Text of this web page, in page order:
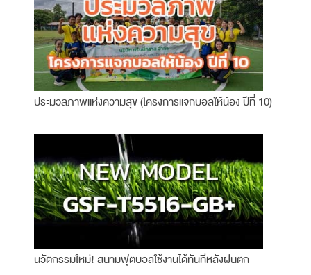
ประมวลภาพแห่งความสุข (โครงการแจกบอลให้น้อง ปีที่ 10)
นวัตกรรมใหม่! สนามฟุตบอลใช้งานได้ทันทีหลังฝนตก